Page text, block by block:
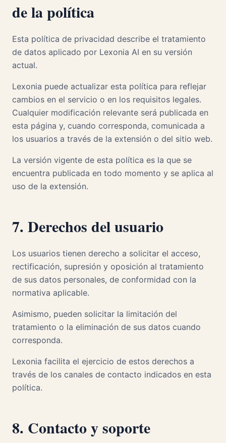
de la política
Esta política de privacidad describe el tratamiento
de datos aplicado por Lexonia AI en su versión
actual.
Lexonia puede actualizar esta política para reflejar
cambios en el servicio o en los requisitos legales.
Cualquier modificación relevante será publicada en
esta página y, cuando corresponda, comunicada a
los usuarios a través de la extensión o del sitio web.
La versión vigente de esta política es la que se
encuentra publicada en todo momento y se aplica al
uso de la extensión.
7. Derechos del usuario
Los usuarios tienen derecho a solicitar el acceso,
rectificación, supresión y oposición al tratamiento
de sus datos personales, de conformidad con la
normativa aplicable.
Asimismo, pueden solicitar la limitación del
tratamiento o la eliminación de sus datos cuando
corresponda.
Lexonia facilita el ejercicio de estos derechos a
través de los canales de contacto indicados en esta
política.
8. Contacto y soporte